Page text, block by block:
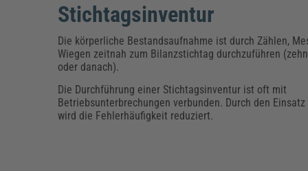
Fachpublikationen & Arbeitshilfen
Arbeitssicherheit & Gesundheitsschutz
Brandschutz
Weiterbildungen (AKADEMIE HERKERT)
Arbeitsschutz & Brandschutz
Assistenz & Office-Management
Baurecht & Architektenrecht
Energieoptimiertes & klimaneutrales Bauen
Nachhaltiges Planen
Bau, Immobilien & Gebäudemanagement
Bildung und Erziehung
Kinderschutz, Jugendhilfe & Inklusion
Datenschutz & IT-Recht
Datenschutz & IT-Sicherheit
Elektrosicherheit
Elektrosicherheit & Elektrotechnik
Energie und Umwelt
Bildung und Erziehung
Energie und Umwelt
Kommunales
Reisekosten und Finanzen
Bildung und Erziehung
Energie und Umwelt
Kommunales
Reisekosten und Finanzen
Stichtagsinventur
Die körperliche Bestandsaufnahme ist durch Zählen,
Wiegen zeitnah zum Bilanzstichtag durchzuführen
oder danach).
Die Durchführung einer Stichtagsinventur ist oft mit
Betriebsunterbrechungen verbunden. Durch den Einsatz
wird die Fehlerhäufigkeit reduziert.